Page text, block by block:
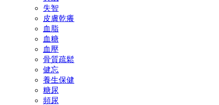
失智
皮膚乾癢
血脂
血糖
血壓
骨質疏鬆
健忘
養生保健
糖尿
頻尿